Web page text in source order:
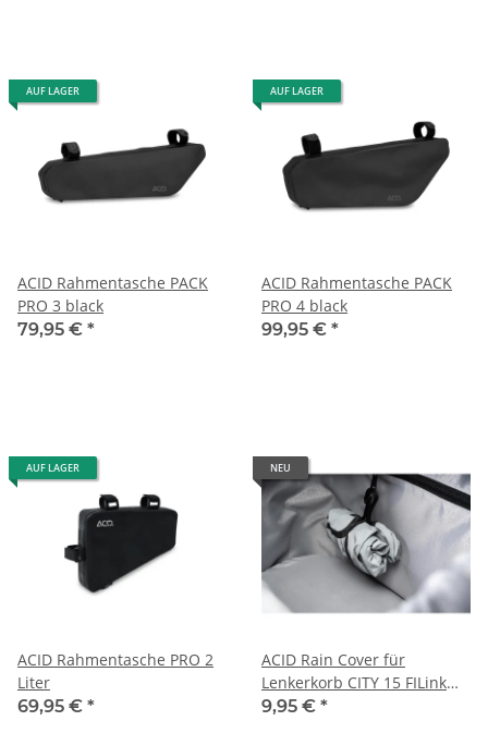
AUF LAGER
ACID Rahmentasche PACK
PRO 3 black
79,95 € *
AUF LAGER
ACID Rahmentasche PACK
PRO 4 black
99,95 € *
AUF LAGER
ACID Rahmentasche PRO 2
Liter
69,95 € *
NEU
ACID Rain Cover für
Lenkerkorb CITY 15 FILink
grey reflective
9,95 € *